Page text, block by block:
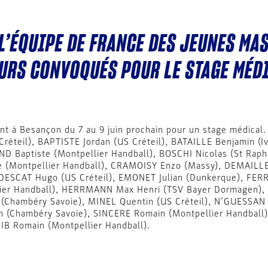
DE FRANCE DES JEUNES
CONVOQUÉS POUR LE STAGE
à Besançon du 7 au 9 juin prochain pour un stage
BAPTISTE Jordan (US Créteil), BATAILLE Benjamin
Baptiste (Montpellier Handball), BOSCHI Nicolas (St
(Montpellier Handball), CRAMOISY Enzo (Massy),
Hugo (US Créteil), EMONET Julian (Dunkerque),
Handball), HERRMANN Max Henri (TSV Bayer Dormagen),
Savoie), MINEL Quentin (US Créteil),
(Chambéry Savoie), SINCERE Romain (Montpellier
Romain (Montpellier Handball).